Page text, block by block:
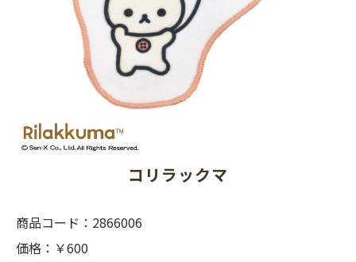
コリラックマ
商品コード：2866006
価格：￥600